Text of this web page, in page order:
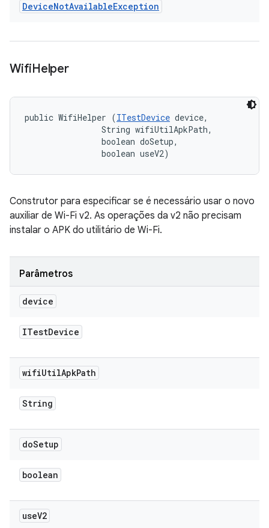
DeviceNotAvailableException
WifiHelper
public WifiHelper (ITestDevice device,
                String wifiUtilApkPath,
                boolean doSetup,
                boolean useV2)
Construtor para especificar se é necessário usar o novo
auxiliar de Wi-Fi v2. As operações da v2 não precisam
instalar o APK do utilitário de Wi-Fi.
Parâmetros
device
ITestDevice
wifiUtilApkPath
String
doSetup
boolean
useV2